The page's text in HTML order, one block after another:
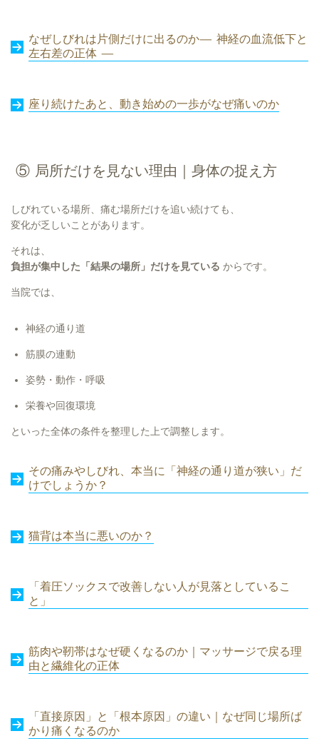
なぜしびれは片側だけに出るのか— 神経の血流低下と
左右差の正体 —
座り続けたあと、動き始めの一歩がなぜ痛いのか
⑤ 局所だけを見ない理由｜身体の捉え方
しびれている場所、痛む場所だけを追い続けても、
変化が乏しいことがあります。
それは、
負担が集中した「結果の場所」だけを見ている からです。
当院では、
神経の通り道
筋膜の連動
姿勢・動作・呼吸
栄養や回復環境
といった全体の条件を整理した上で調整します。
その痛みやしびれ、本当に「神経の通り道が狭い」だ
けでしょうか？
猫背は本当に悪いのか？
「着圧ソックスで改善しない人が見落としているこ
と」
筋肉や靭帯はなぜ硬くなるのか｜マッサージで戻る理
由と繊維化の正体
「直接原因」と「根本原因」の違い｜なぜ同じ場所ば
かり痛くなるのか